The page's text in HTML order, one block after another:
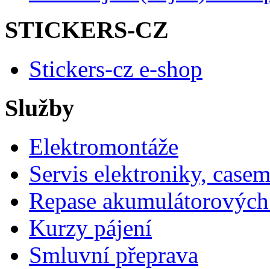
STICKERS-CZ
Stickers-cz e-shop
Služby
Elektromontáže
Servis elektroniky,
Repase
Kurzy pájení
Smluvní přeprava